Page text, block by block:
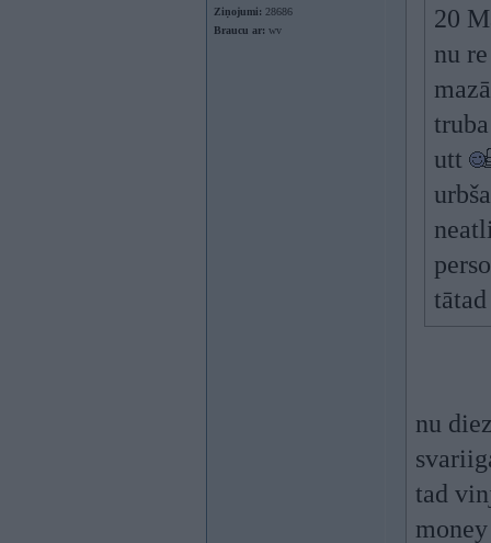
Ziņojumi: 28686
Braucu ar: wv
20
nu
utt
nu
tad